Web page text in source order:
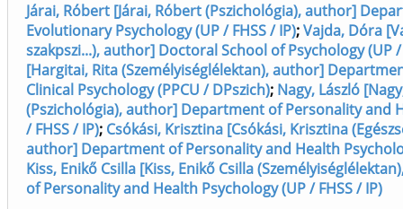
Járai, Róbert [Járai, Róbert (Pszichológia), author]
Evolutionary Psychology (UP / FHSS / IP);Vajda, Dóra
szakpszi...), author] Doctoral School of Psychology (UP /
[Hargitai, Rita (Személyiséglélektan), author]
Clinical Psychology (PPCU / DPszich); Nagy, László
(Pszichológia), author] Department of Personality and
/ FHSS / IP); Csókási, Krisztina [Csókási, Krisztina
author] Department of Personality and Health
Kiss, Enikő Csilla [Kiss, Enikő Csilla
of Personality and Health Psychology (UP / FHSS / IP)